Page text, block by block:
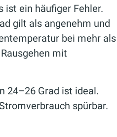
ist ein häufiger Fehler.
gilt als angenehm und
bei mehr als
mit
24–26 Grad ist ideal.
spürbar.